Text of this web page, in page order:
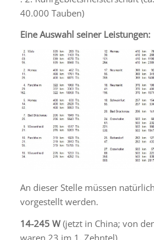
40.000 Tauben)
Eine Auswahl seiner Leistungen:
An dieser Stelle müssen
vorgestellt werden.
14-245 W(jetzt in China; von